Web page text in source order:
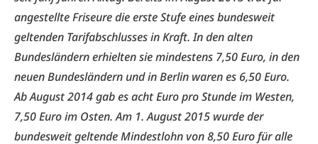
angestellte Friseure die erste Stufe eines bundesweit
geltenden Tarifabschlusses in Kraft. In den alten
Bundesländern erhielten sie mindestens 7,50 Euro, in den
neuen Bundesländern und in Berlin waren es 6,50 Euro.
Ab August 2014 gab es acht Euro pro Stunde im Westen,
7,50 Euro im Osten. Am 1. August 2015 wurde der
bundesweit geltende Mindestlohn von 8,50 Euro für alle